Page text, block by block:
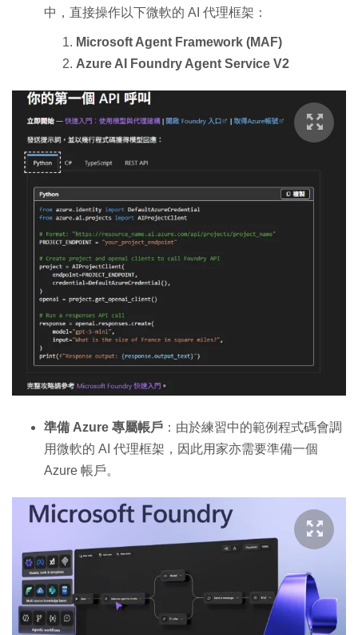
中，直接操作以下微軟的 AI 代理框架：
Microsoft Agent Framework (MAF)
Azure AI Foundry Agent Service V2
準備 Azure 專屬帳戶 ：由於練習中的範例程式碼會調
用微軟的 AI 代理框架，因此用家亦需要準備一個
Azure 帳戶。